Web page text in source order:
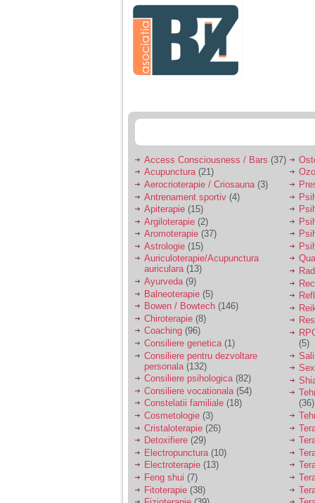
agresiva, orice
greseala era taxata cu
o palma sau pedepse.
De 4 ani am o relatie
serioasa cu un barbat
sa se manifeste o
Ma aflu aici pentru ca
vreau sa stiu daca am
nevoie de un psiholog
sau psihiatru.
Sunt casatorita, am
31 de ani si un copil in
varsta de 2 ani care
mi-e lumina ochilor.
De ceva timp simt ca
mi s-a adunat
oboseala, o oboseala
cronica de care nu pot
scapa si simt ca din
cauza ei nu pot
controla nervii si
cateodata are copilul
de suferit.
Am o bariera peste
care nu pot trece:
prietena mea a ramas
insarcinata cu o fata.
Am fost de comun
acord sa facem un
copil, cu gandul ca e
baiat.
Access Consciousness / Bars (37)
Acupunctura(21)
Aerocrioterapie / Criosauna (3)
Antrenament sportiv (4)
Apiterapie (15)
Argiloterapie (2)
Aromoterapie (37)
Astrologie (15)
Auriculoterapie/Acupunctura
auriculara(13)
Ayurveda(9)
Balneoterapie (5)
Bowen / Bowtech (146)
Chiroterapie (8)
Coaching (96)
Consiliere genetica(1)
Consiliere pentru dezvoltare
personala (132)
Consiliere psihologica(82)
Consiliere vocationala (54)
Constelatii familiale (18)
Cosmetologie (3)
Cristaloterapie (26)
Detoxifiere (29)
Electropunctura (10)
Electroterapie (13)
Feng shui (7)
Fitoterapie (38)
(5)
(36)